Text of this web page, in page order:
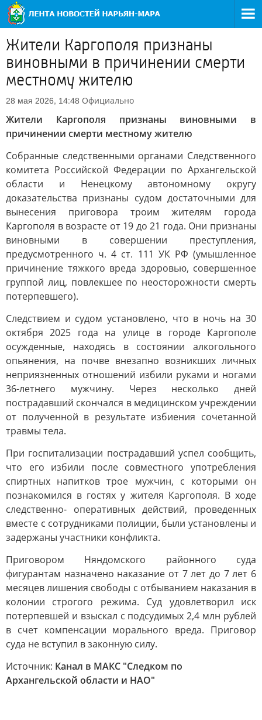
Жители Каргополя признаны
виновными в причинении смерти
местному жителю
28 мая 2026, 14:48 Официально
Жители Каргополя признаны виновными в
причинении смерти местному жителю
Собранные следственными органами Следственного
комитета Российской Федерации по Архангельской
области и Ненецкому автономному округу
доказательства признаны судом достаточными для
вынесения приговора троим жителям города
Каргополя в возрасте от 19 до 21 года. Они признаны
виновными в совершении преступления,
предусмотренного ч. 4 ст. 111 УК РФ (умышленное
причинение тяжкого вреда здоровью, совершенное
группой лиц, повлекшее по неосторожности смерть
потерпевшего).
Следствием и судом установлено, что в ночь на 30
октября 2025 года на улице в городе Каргополе
осужденные, находясь в состоянии алкогольного
опьянения, на почве внезапно возникших личных
неприязненных отношений избили руками и ногами
36-летнего мужчину. Через несколько дней
пострадавший скончался в медицинском учреждении
от полученной в результате избиения сочетанной
травмы тела.
При госпитализации пострадавший успел сообщить,
что его избили после совместного употребления
спиртных напитков трое мужчин, с которыми он
познакомился в гостях у жителя Каргополя. В ходе
следственно- оперативных действий, проведенных
вместе с сотрудниками полиции, были установлены и
задержаны участники конфликта.
Приговором Няндомского районного суда
фигурантам назначено наказание от 7 лет до 7 лет 6
месяцев лишения свободы с отбыванием наказания в
колонии строгого режима. Суд удовлетворил иск
потерпевшей и взыскал с подсудимых 2,4 млн рублей
в счет компенсации морального вреда. Приговор
суда не вступил в законную силу.
Источник: Канал в МАКС "Следком по
Архангельской области и НАО"